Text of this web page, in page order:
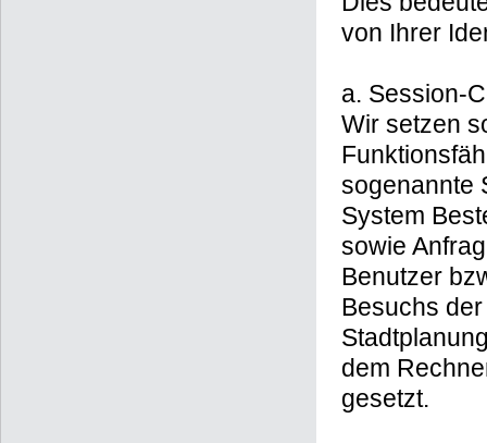
von Ihrer
a. Session-
Wir setzen
sogenannte
System
sowie
Benutzer
Besuchs
dem
gesetzt.